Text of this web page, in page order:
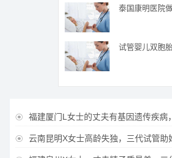
泰国康明医院
试管婴儿双胞
 福建厦门L女士的丈夫有基因遗传疾病
 云南昆明X女士高龄失独，三代试管助